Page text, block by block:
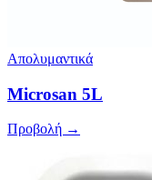
Απολυμαντικά
Microsan 5L
Προβολή →